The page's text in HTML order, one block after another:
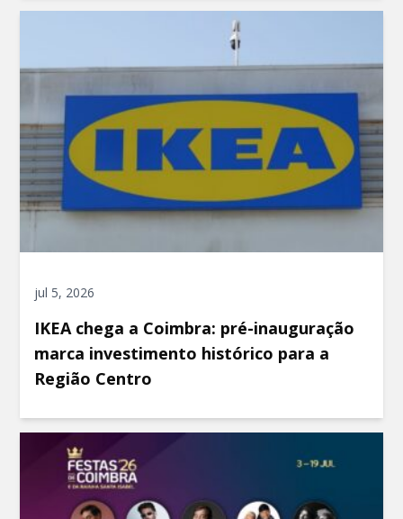
jul 5, 2026
IKEA chega a Coimbra: pré-inauguração
marca investimento histórico para a
Região Centro